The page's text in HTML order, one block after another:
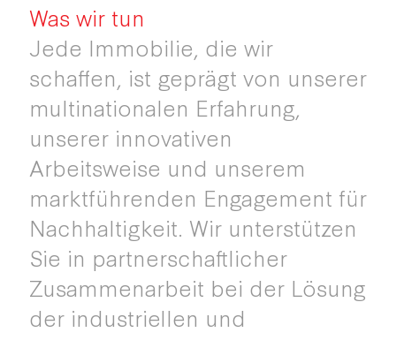
Was wir tun
Jede Immobilie, die wir
schaffen, ist geprägt von unserer
multinationalen Erfahrung,
unserer innovativen
Arbeitsweise und unserem
marktführenden Engagement für
Nachhaltigkeit. Wir unterstützen
Sie in partnerschaftlicher
Zusammenarbeit bei der Lösung
der industriellen und